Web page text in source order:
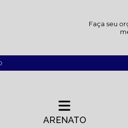
Faça seu
ARENATO